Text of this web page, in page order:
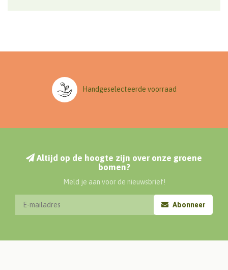
Handgeselecteerde voorraad
Altijd op de hoogte zijn over onze groene
bomen?
Meld je aan voor de nieuwsbrief!
Abonneer